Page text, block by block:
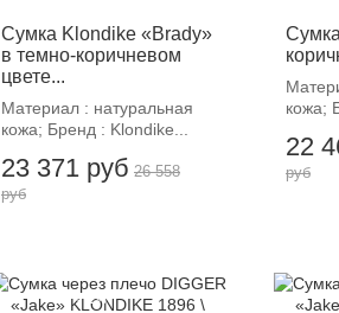
Сумка Klondike «Brady»
в темно-коричневом
цвете...
Материал : натуральная
кожа; Бренд : Klondike...
23 371 руб 26 558
руб
кожа;
22
руб
-12%